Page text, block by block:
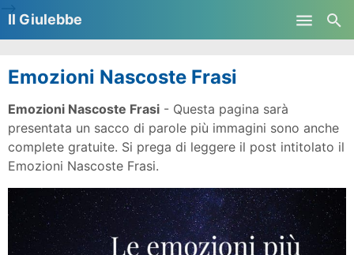
Il Giulebbe
Emozioni Nascoste Frasi
Emozioni Nascoste Frasi - Questa pagina sarà
presentata un sacco di parole più immagini sono anche
complete gratuite. Si prega di leggere il post intitolato il
Emozioni Nascoste Frasi.